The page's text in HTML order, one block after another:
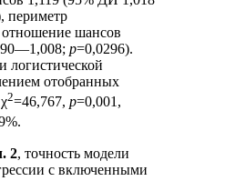
периметр
шансов
p=0,0296).
логистической
отобранных
2=46,767,p=0,001,
2, точность модели
с включенными